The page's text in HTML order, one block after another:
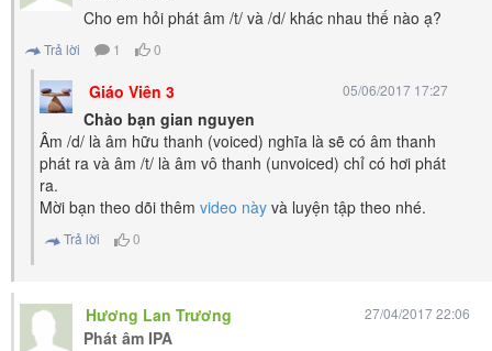
Cho em hỏi phát âm /t/ và /d/ khác nhau thế nào ạ?
Trả lời 1 0
Giáo Viên 3 05/06/2017 17:27
Chào bạn gian nguyen
Âm /d/ là âm hữu thanh (voiced) nghĩa là sẽ có âm thanh
phát ra và âm /t/ là âm vô thanh (unvoiced) chỉ có hơi phát
ra.
Mời bạn theo dõi thêm video này và luyện tập theo nhé.
Trả lời 0
Hương Lan Trương 27/04/2017 22:06
Phát âm IPA